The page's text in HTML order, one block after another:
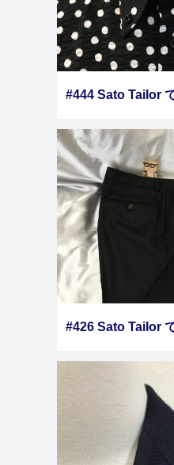
#444 Sato Tailor
ダー
#426 Sato Tailor
しました